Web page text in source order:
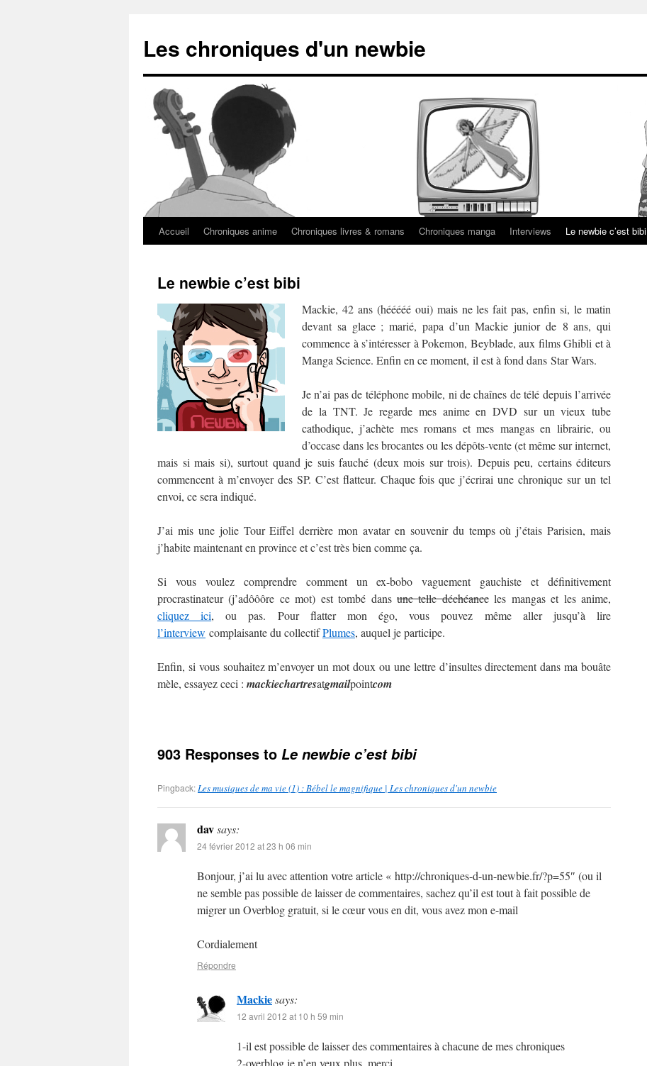
Les chroniques d'un newbie
Accueil Chroniques anime Chroniques livres & romans Chroniques manga Interviews Le newbie c’est bibi
Le newbie c’est bibi
Mackie, 42 ans (hééééé oui) mais ne les fait pas, enfin si, le matin
devant sa glace ; marié, papa d’un Mackie junior de 8 ans, qui
commence à s’intéresser à Pokemon, Beyblade, aux films Ghibli et à
Manga Science. Enfin en ce moment, il est à fond dans Star Wars.
Je n’ai pas de téléphone mobile, ni de chaînes de télé depuis l’arrivée
de la TNT. Je regarde mes anime en DVD sur un vieux tube
cathodique, j’achète mes romans et mes mangas en librairie, ou
d’occase dans les brocantes ou les dépôts-vente (et même sur internet,
mais si mais si), surtout quand je suis fauché (deux mois sur trois). Depuis peu, certains éditeurs
commencent à m’envoyer des SP. C’est flatteur. Chaque fois que j’écrirai une chronique sur un tel
envoi, ce sera indiqué.
J’ai mis une jolie Tour Eiffel derrière mon avatar en souvenir du temps où j’étais Parisien, mais
j’habite maintenant en province et c’est très bien comme ça.
Si vous voulez comprendre comment un ex-bobo vaguement gauchiste et définitivement
procrastinateur (j’adôôôre ce mot) est tombé dans une telle déchéanceles mangas et les anime,
cliquez ici, ou pas. Pour flatter mon égo, vous pouvez même aller jusqu’à lire
l’interview complaisante du collectifPlumes, auquel je participe.
Enfin, si vous souhaitez m’envoyer un mot doux ou une lettre d’insultes directement dans ma bouâte
mèle, essayez ceci : mackiechartresatgmailpointcom
903 Responses to Le newbie c’est bibi
Pingback:Les musiques de ma vie (1) : Bébel le magnifique | Les chroniques d'un newbie
davsays:
24 février 2012 at 23 h 06 min
Bonjour, j’ai lu avec attention votre article « http://chroniques-d-un-newbie.fr/?p=55″ (ou il
ne semble pas possible de laisser de commentaires, sachez qu’il est tout à fait possible de
migrer un Overblog gratuit, si le cœur vous en dit, vous avez mon e-mail
Cordialement
Répondre
Mackiesays:
12 avril 2012 at 10 h 59 min
1-il est possible de laisser des commentaires à chacune de mes chroniques
2-overblog je n’en veux plus, merci